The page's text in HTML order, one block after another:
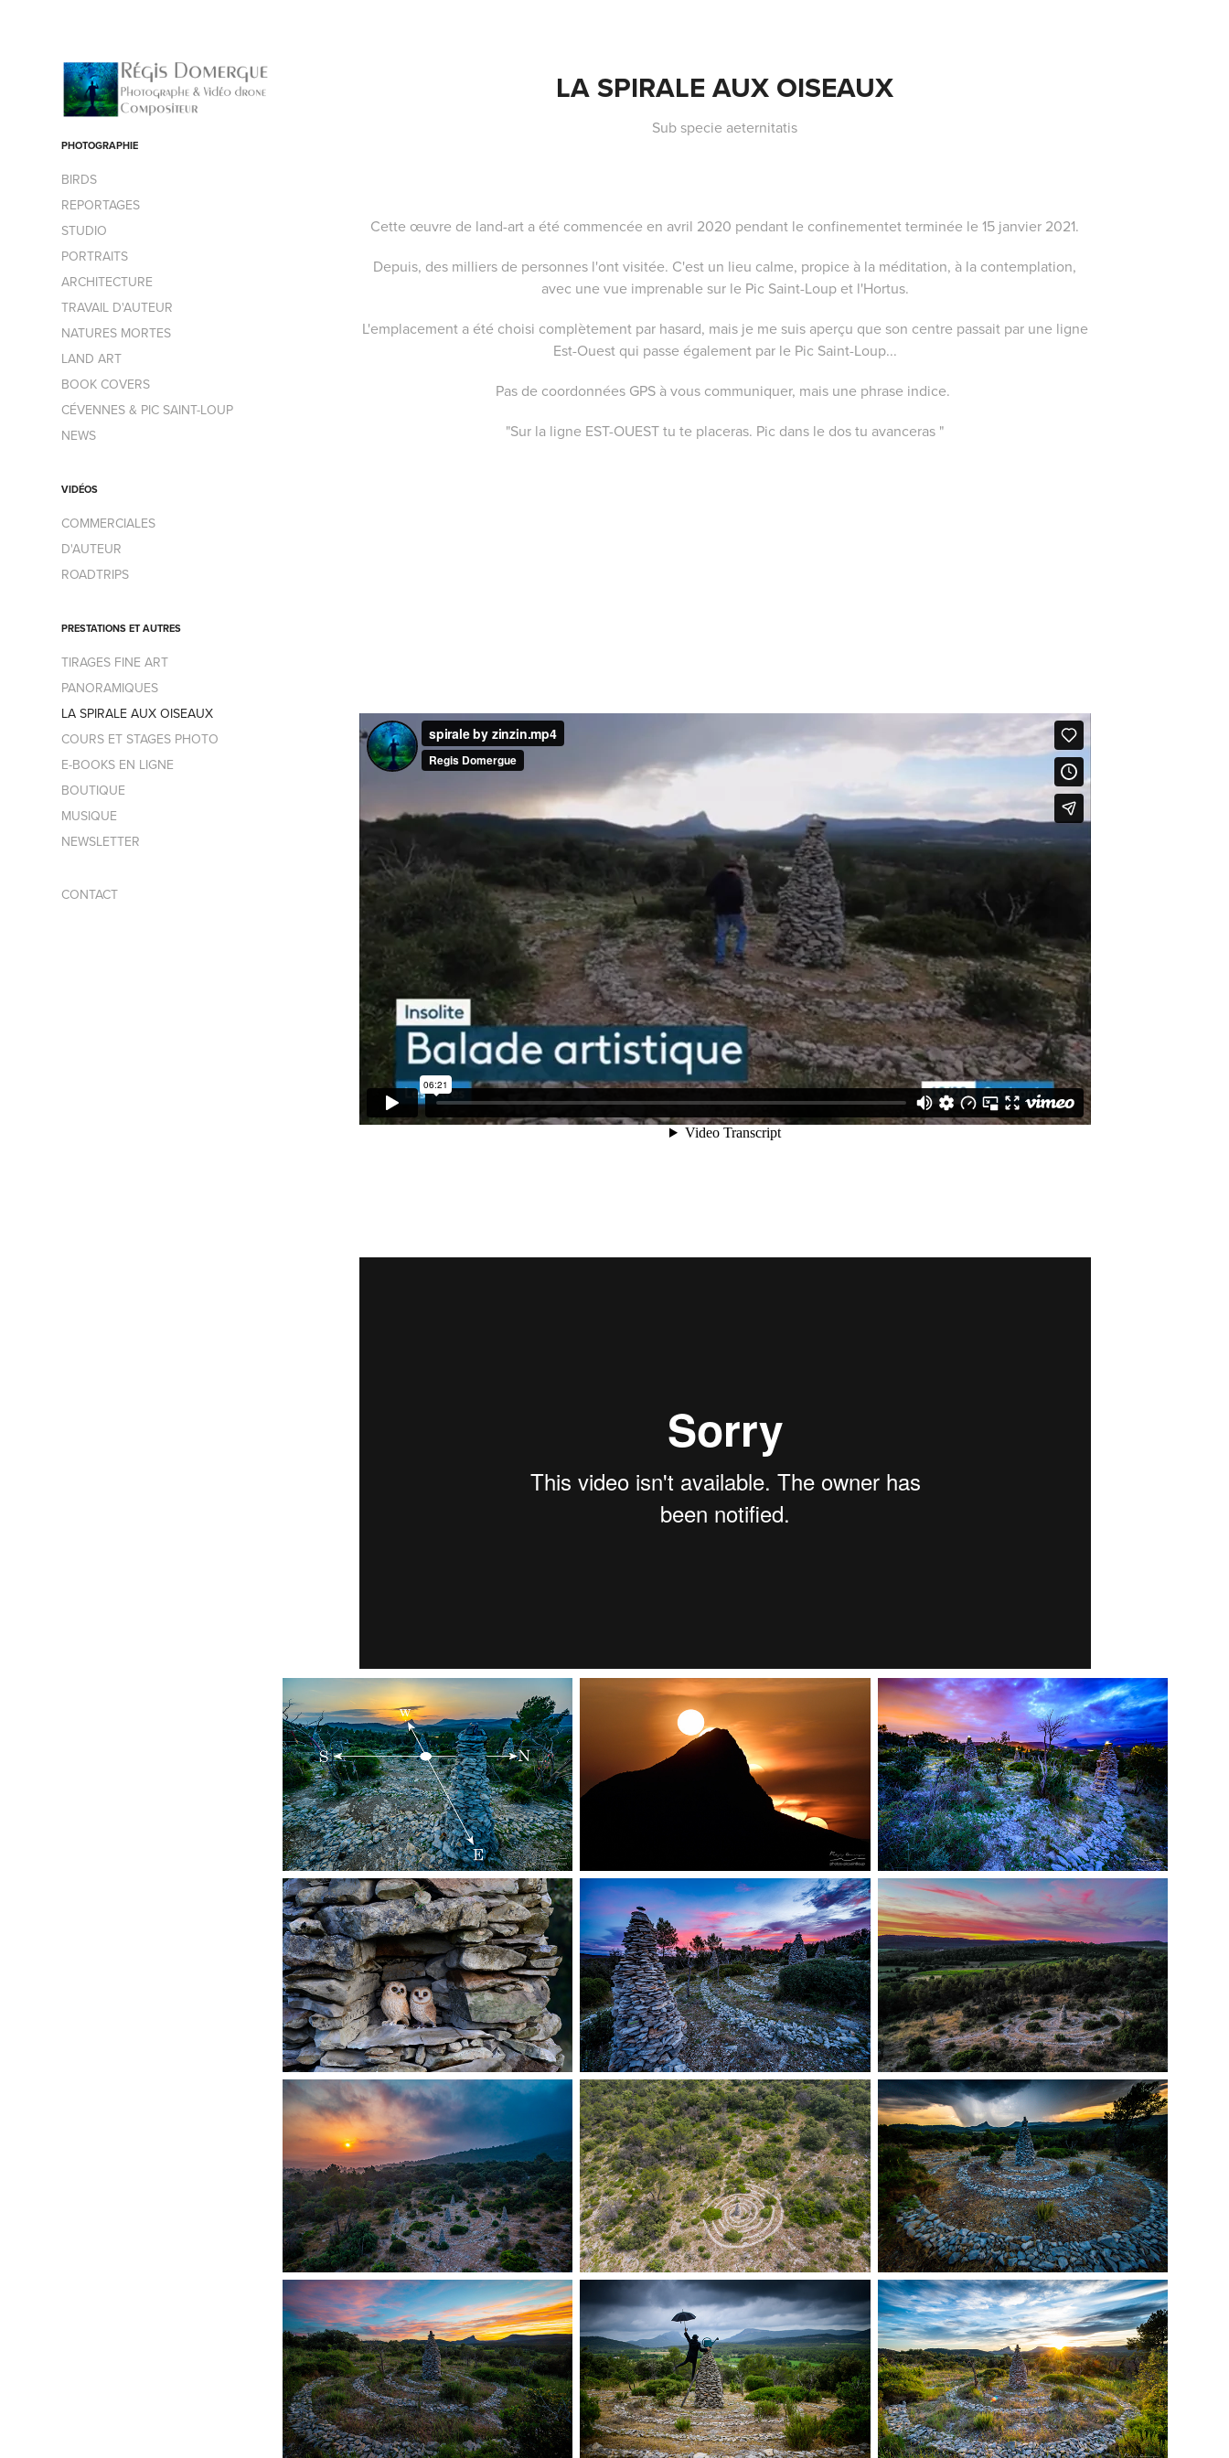
PHOTOGRAPHIE
BIRDS
REPORTAGES
STUDIO
PORTRAITS
ARCHITECTURE
TRAVAIL D'AUTEUR
NATURES MORTES
LAND ART
BOOK COVERS
CÉVENNES & PIC SAINT-LOUP
NEWS
VIDÉOS
COMMERCIALES
D'AUTEUR
ROADTRIPS
PRESTATIONS ET AUTRES
TIRAGES FINE ART
PANORAMIQUES
LA SPIRALE AUX OISEAUX
COURS ET STAGES PHOTO
E-BOOKS EN LIGNE
BOUTIQUE
MUSIQUE
NEWSLETTER
CONTACT
LA SPIRALE AUX OISEAUX
Sub specie aeternitatis
Cette œuvre de land-art a été commencée en avril 2020 pendant le confinementet terminée le 15 janvier 2021.
Depuis, des milliers de personnes l'ont visitée. C'est un lieu calme, propice à la méditation, à la contemplation,
avec une vue imprenable sur le Pic Saint-Loup et l'Hortus.
L'emplacement a été choisi complètement par hasard, mais je me suis aperçu que son centre passait par une ligne
Est-Ouest qui passe également par le Pic Saint-Loup...
Pas de coordonnées GPS à vous communiquer, mais une phrase indice.
"Sur la ligne EST-OUEST tu te placeras. Pic dans le dos tu avanceras "